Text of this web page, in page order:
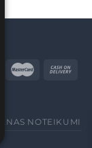
NOTEIKUMI